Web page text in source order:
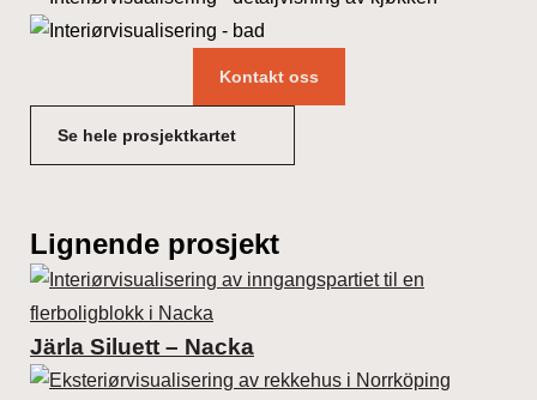
Kontakt oss
Se hele prosjektkartet
Lignende prosjekt
Järla Siluett – Nacka